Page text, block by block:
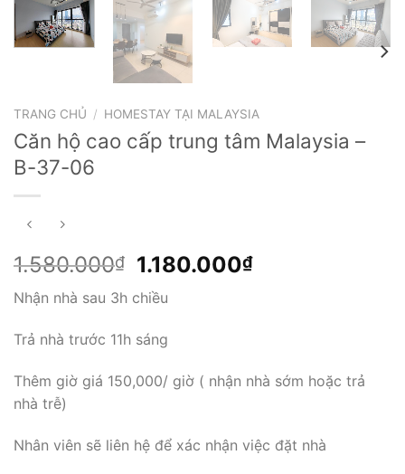
TRANG CHỦ / HOMESTAY TẠI MALAYSIA
Căn hộ cao cấp trung tâm Malaysia –
B-37-06
1.580.000₫
Giá
gốc
là:
1.580.000₫.
1.180.000₫Giá
Nhận nhà sau 3h chiều
Trả nhà trước 11h sáng
Thêm giờ giá 150,000/ giờ ( nhận nhà sớm hoặc trả
nhà trễ)
Nhân viên sẽ liên hệ để xác nhận việc đặt nhà